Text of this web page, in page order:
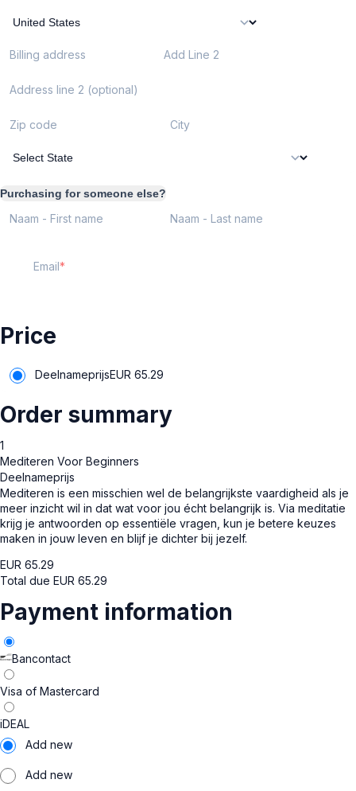
Billing address Add Line 2
Address line 2 (optional)
Zip code City
Purchasing for someone else?
Naam - First name Naam - Last name
Email
Price
DeelnameprijsEUR 65.29
Order summary
1
Mediteren Voor Beginners
Deelnameprijs
Mediteren is een misschien wel de belangrijkste vaardigheid als je
meer inzicht wil in dat wat voor jou écht belangrijk is. Via meditatie
krijg je antwoorden op essentiële vragen, kun je betere keuzes
maken in jouw leven en blijf je dichter bij jezelf.
EUR 65.29
Total due EUR 65.29
Payment information
Bancontact
Visa of Mastercard
iDEAL
Add new
Add new